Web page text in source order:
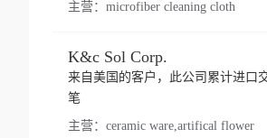
主营： microfiber cleaning cloth
K&c Sol Corp.
来自美国的客户，此公司累计进口
笔
主营： ceramic ware,artifical flower